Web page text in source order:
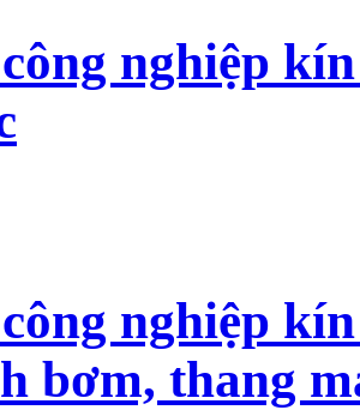
nghiệp
nghiệp
bơm, thang